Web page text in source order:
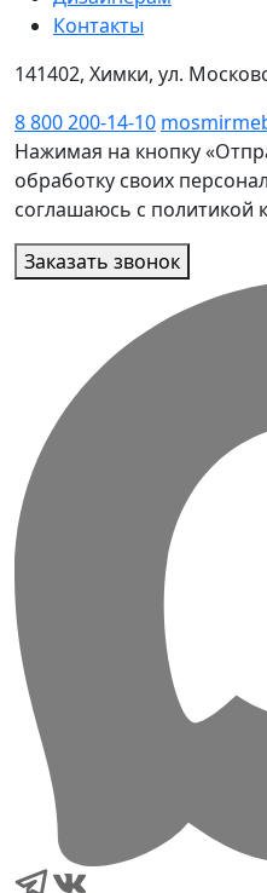
Контакты
141402, Химки, ул.
8 800 200-14-10
Нажимая на кнопку
обработку своих
соглашаюсь с политикой
Заказать звонок